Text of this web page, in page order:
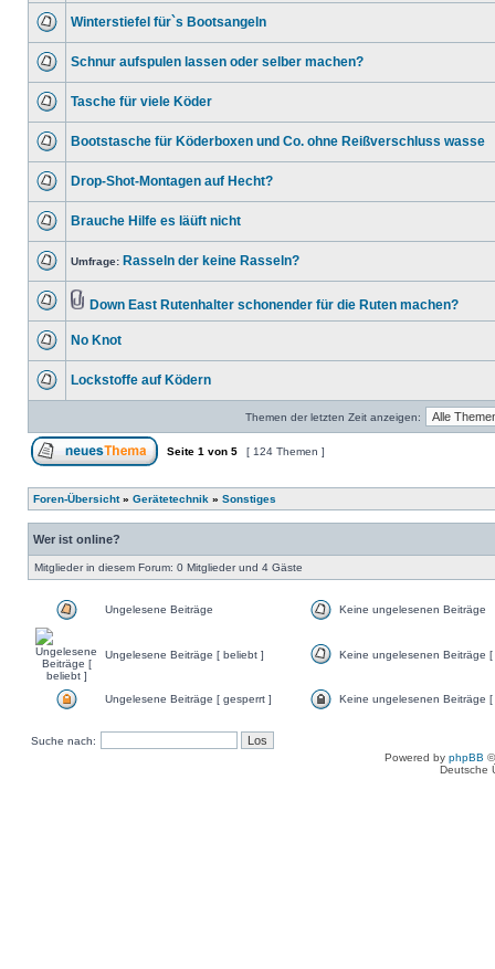
Winterstiefel für`s Bootsangeln
Schnur aufspulen lassen oder selber machen?
Tasche für viele Köder
Bootstasche für Köderboxen und Co. ohne Reißverschluss wasse
Drop-Shot-Montagen auf Hecht?
Brauche Hilfe es läüft nicht
Umfrage: Rasseln der keine Rasseln?
Down East Rutenhalter schonender für die Ruten machen?
No Knot
Lockstoffe auf Ködern
Themen der letzten Zeit anzeigen:
Seite 1 von 5 [ 124 Themen ]
Foren-Übersicht» Gerätetechnik » Sonstiges
Wer ist online?
Mitglieder in diesem Forum: 0 Mitglieder und 4 Gäste
Ungelesene Beiträge Keine ungelesenen Beiträge
Ungelesene Beiträge [ beliebt ] Keine ungelesenen Beiträge
Ungelesene Beiträge [ gesperrt ] Keine ungelesenen Beiträge [
Suche nach:
Powered by phpBB
Deutsche